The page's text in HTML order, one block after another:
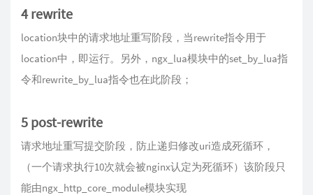
4 rewrite
location块中的请求地址重写阶段，当rewrite指令用于
location中，即运行。另外，ngx_lua模块中的set_by_lua指
令和rewrite_by_lua指令也在此阶段；
5 post-rewrite
请求地址重写提交阶段，防止递归修改uri造成死循环，
（一个请求执行10次就会被nginx认定为死循环）该阶段只
能由ngx_http_core_module模块实现